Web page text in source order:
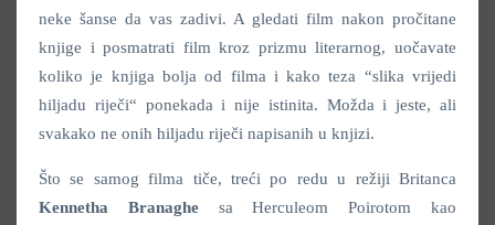
neke šanse da vas zadivi. A gledati film nakon pročitane
knjige i posmatrati film kroz prizmu literarnog, uočavate
koliko je knjiga bolja od filma i kako teza “slika vrijedi
hiljadu riječi“ ponekada i nije istinita. Možda i jeste, ali
svakako ne onih hiljadu riječi napisanih u knjizi.
Što se samog filma tiče, treći po redu u režiji Britanca
Kennetha Branaghesa Herculeom Poirotom kao